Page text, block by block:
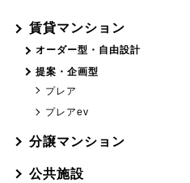
賃貸マンション
オーダー型・自由設計
提案・企画型
プレア
プレアev
分譲マンション
公共施設